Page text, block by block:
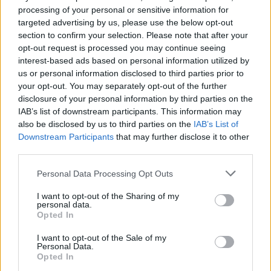
processing of your personal or sensitive information for
targeted advertising by us, please use the below opt-out
section to confirm your selection. Please note that after your
opt-out request is processed you may continue seeing
interest-based ads based on personal information utilized by
us or personal information disclosed to third parties prior to
your opt-out. You may separately opt-out of the further
disclosure of your personal information by third parties on the
IAB’s list of downstream participants. This information may
also be disclosed by us to third parties on the IAB’s List of
Downstream Participants that may further disclose it to other
Personal Data Processing Opt Outs
I want to opt-out of the Sharing of my
personal data.
Opted In
I want to opt-out of the Sale of my
Personal Data.
Opted In
nel leggerla, crederà che quelle parole siano
state scritte da Steiner per confessare l’amore
che prova per lei.
ALEXANDRIA
Gidan, sicuro di non avere speranze con la
principessa, domanda a Kalò di rientrare nella
Nel frattempo Vivi arriva alla taverna e chiede
di accompagnarlo a cercare Daga (prima vai al
teatrino per raccogliere 2.680 Guil, poi vai
fratelli”).
Recati al Molo dove troverai Freija e Amarant